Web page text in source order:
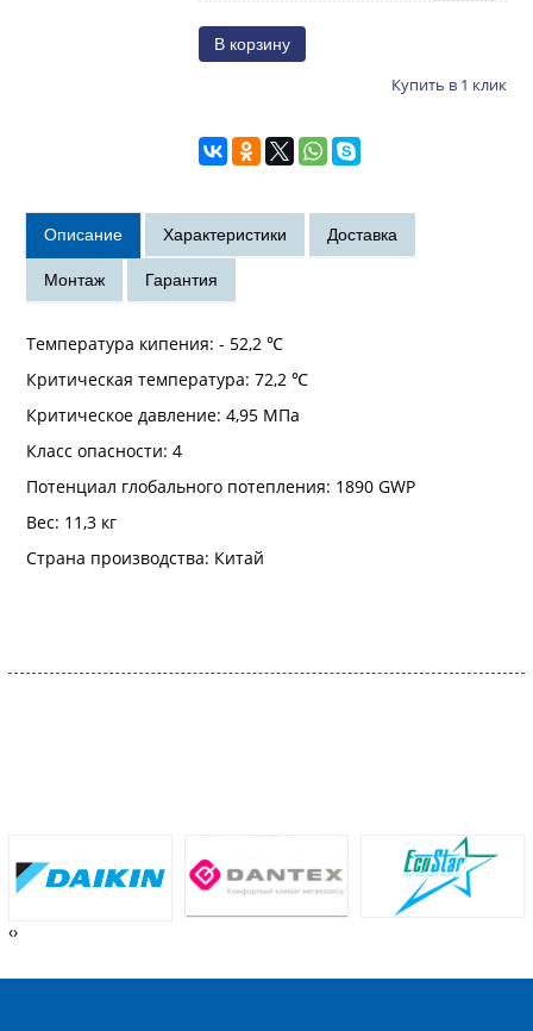
Купить в 1 клик
Температура кипения: - 52,2 ℃
Критическая температура: 72,2 ℃
Критическое давление: 4,95 МПа
Класс опасности: 4
Потенциал глобального потепления: 1890 GWP
Вес: 11,3 кг
Страна производства: Китай
‹›